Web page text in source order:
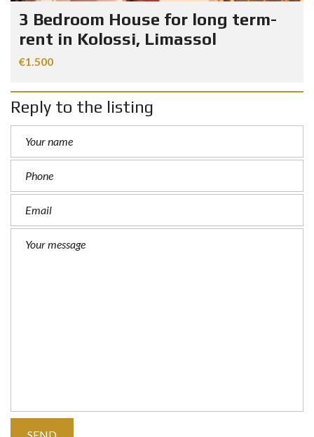
3 Bedroom House for long term-
rent in Kolossi, Limassol
€1.500
Reply to the listing